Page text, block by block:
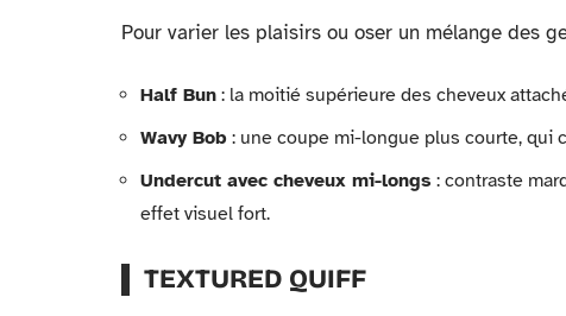
Pour varier les plaisirs ou oser un mélange des
Half Bun : la moitié supérieure des cheveux
Wavy Bob : une coupe mi-longue plus courte, qui
Undercut avec cheveux mi-longs : contraste
effet visuel fort.
TEXTURED QUIFF